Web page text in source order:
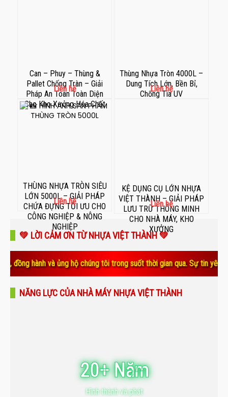
Can – Phuy – Thùng &
Pallet Chống Tràn – Giải
Pháp An Toàn Toàn Diện
Cho Kho Xưởng Hóa Chất
Liên hệ
Thùng Nhựa Tròn 4000L –
Dung Tích Lớn, Bền Bỉ,
Chống Tia UV
Liên hệ
THÙNG NHỰA TRÒN SIÊU
LỚN 5000L – GIẢI PHÁP
CHỨA ĐỰNG TỐI ƯU CHO
CÔNG NGHIỆP & NÔNG
NGHIỆP
Liên hệ
KỆ DỤNG CỤ LỚN NHỰA
VIỆT THÀNH – GIẢI PHÁP
LƯU TRỮ THÔNG MINH
CHO NHÀ MÁY, KHO
XƯỞNG
Liên hệ
💚 LỜI CẢM ƠN TỪ NHỰA VIỆT THÀNH 💚
hộ chúng tôi trong suốt thời gian qua. Sự tin yêu và gắn bó của
NĂNG LỰC CỦA NHÀ MÁY NHỰA VIỆT THÀNH
20+ Năm
Hình thành và phát